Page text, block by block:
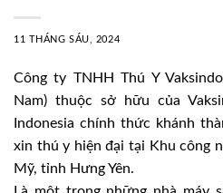
11 THÁNG SÁU, 2024
Công ty TNHH Thú Y
Nam) thuộc sở hữu của
Indonesia chính thức khánh
xin thú y hiện đại tại Khu công
Mỹ, tỉnh Hưng Yên.